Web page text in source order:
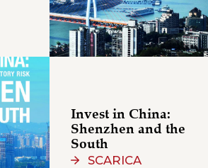
Invest in China:
Shenzhen and the
South
SCARICA